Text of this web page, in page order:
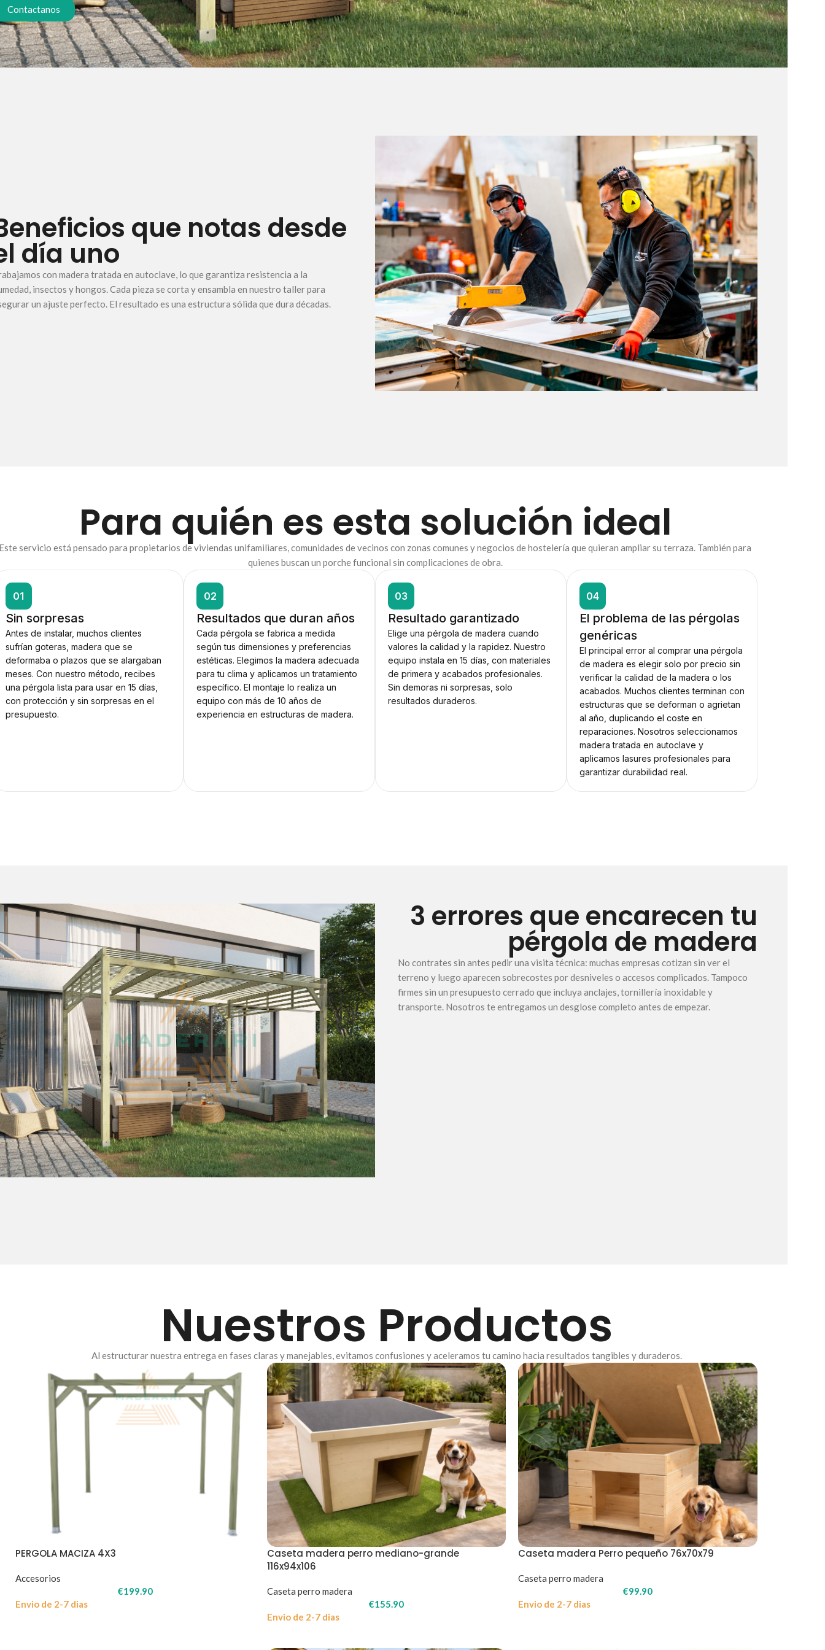
Contactanos
que notas desde
día uno
con madera tratada en autoclave, lo que garantiza resistencia a la
insectos y hongos. Cada pieza se corta y ensambla en nuestro taller para
un ajuste perfecto. El resultado es una estructura sólida que dura décadas.
Para quién es esta solución ideal
servicio está pensado para propietarios de viviendas unifamiliares, comunidades de vecinos con zonas comunes y negocios de hostelería que quieran ampliar su terraza. También para
quienes buscan un porche funcional sin complicaciones de obra.
01
Sin sorpresas
Antes de instalar, muchos clientes
sufrían goteras, madera que se
deformaba o plazos que se alargaban
meses. Con nuestro método, recibes
una pérgola lista para usar en 15 días,
con protección y sin sorpresas en el
presupuesto.
02
Resultados que duran años
Cada pérgola se fabrica a medida
según tus dimensiones y preferencias
estéticas. Elegimos la madera adecuada
para tu clima y aplicamos un tratamiento
específico. El montaje lo realiza un
equipo con más de 10 años de
experiencia en estructuras de madera.
03
Resultado garantizado
Elige una pérgola de madera cuando
valores la calidad y la rapidez. Nuestro
equipo instala en 15 días, con materiales
de primera y acabados profesionales.
Sin demoras ni sorpresas, solo
resultados duraderos.
04
El problema de las pérgolas
genéricas
El principal error al comprar una pérgola
de madera es elegir solo por precio sin
verificar la calidad de la madera o los
acabados. Muchos clientes terminan con
estructuras que se deforman o agrietan
al año, duplicando el coste en
reparaciones. Nosotros seleccionamos
madera tratada en autoclave y
aplicamos lasures profesionales para
garantizar durabilidad real.
3 errores que encarecen tu
pérgola de madera
No contrates sin antes pedir una visita técnica: muchas empresas cotizan sin ver el
terreno y luego aparecen sobrecostes por desniveles o accesos complicados. Tampoco
firmes sin un presupuesto cerrado que incluya anclajes, tornillería inoxidable y
transporte. Nosotros te entregamos un desglose completo antes de empezar.
Nuestros Productos
Al estructurar nuestra entrega en fases claras y manejables, evitamos confusiones y aceleramos tu camino hacia resultados tangibles y duraderos.
PERGOLA MACIZA 4X3
Accesorios
€199.90
Envio de 2-7 dias
Caseta madera perro mediano-grande
116x94x106
Caseta perro madera
€155.90
Envio de 2-7 dias
Caseta madera Perro pequeño 76x70x79
Caseta perro madera
€99.90
Envio de 2-7 dias